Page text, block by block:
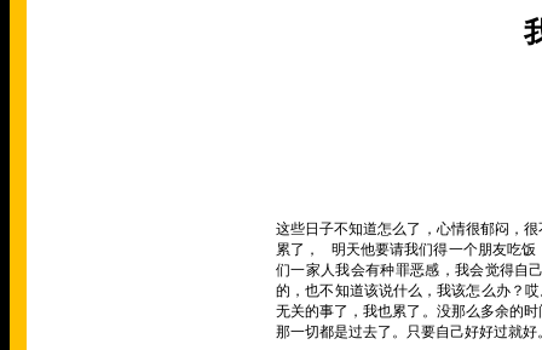
这些日子不知道怎么了，心情很郁闷，
累了，
明天他要请我们得一个朋友吃
们一家人我会有种罪恶感，我会觉得自
的，也不知道该说什么，我该怎么办？
无关的事了 ，我也累了。没那么多余的
那一切都是过去了。只要自己好好过就好